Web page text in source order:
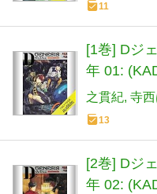
11
[1巻] Dジ
年 01:
之貫紀 寺
13
[2巻] Dジ
年 02: